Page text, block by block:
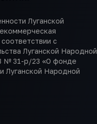
Луганской
с
Луганской Народной
№ 31-р/23 «О фонде
Луганской Народной